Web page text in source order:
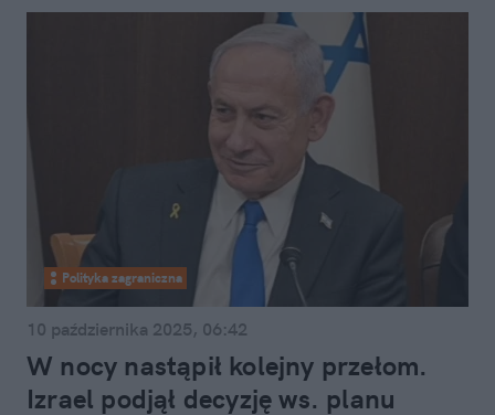
Polityka zagraniczna
10 października 2025, 06:42
W nocy nastąpił kolejny przełom.
Izrael podjął decyzję ws. planu